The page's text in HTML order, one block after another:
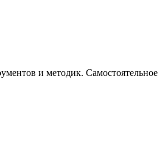
и методик. Самостоятельное